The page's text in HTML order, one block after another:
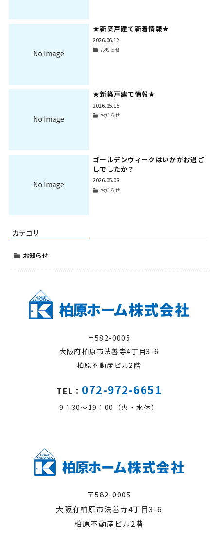
★新築戸建て新着情報★
2026.06.12
お知らせ
★新築戸建て情報★
2026.05.15
お知らせ
ゴールデンウィークはいかがお過ご
しでしたか？
2026.05.08
お知らせ
カテゴリ
お知らせ
〒582-0005
大阪府柏原市法善寺4丁目3-6
柏原不動産ビル2階
TEL： 072-972-6651
9：30～19：00（火・水休）
〒582-0005
大阪府柏原市法善寺4丁目3-6
柏原不動産ビル2階